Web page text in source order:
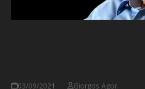
03/09/2021
Giorgos Agor.